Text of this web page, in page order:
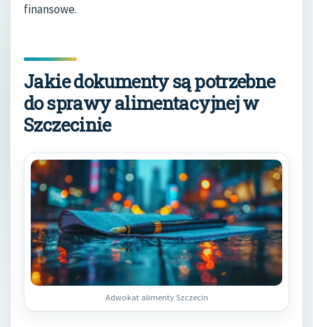
finansowe.
Jakie dokumenty są potrzebne
do sprawy alimentacyjnej w
Szczecinie
Adwokat alimenty Szczecin